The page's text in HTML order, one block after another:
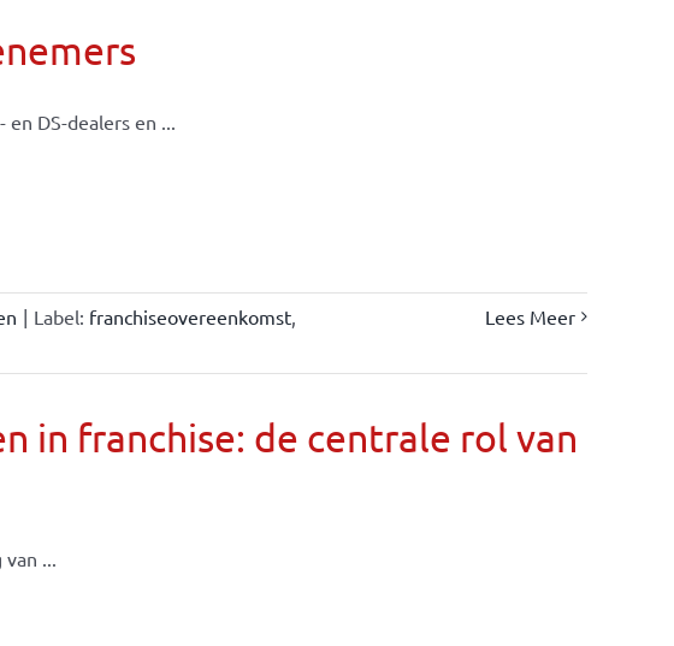
DS-dealers en ...
| Label: franchiseovereenkomst,
Lees Meer
in franchise: de centrale rol van
...